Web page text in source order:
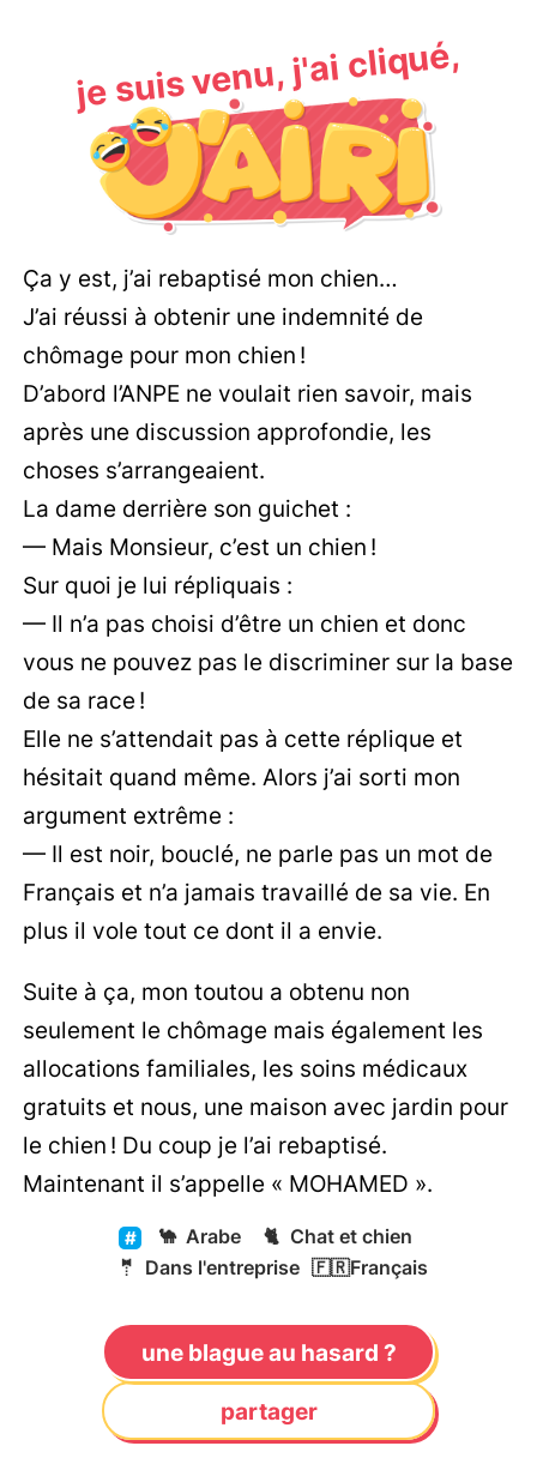
je suis venu, j'ai cliqué,
Ça y est, j’ai rebaptisé mon chien…
J’ai réussi à obtenir une indemnité de
chômage pour mon chien !
D’abord l’ANPE ne voulait rien savoir, mais
après une discussion approfondie, les
choses s’arrangeaient.
La dame derrière son guichet :
— Mais Monsieur, c’est un chien !
Sur quoi je lui répliquais :
— Il n’a pas choisi d’être un chien et donc
vous ne pouvez pas le discriminer sur la base
de sa race !
Elle ne s’attendait pas à cette réplique et
hésitait quand même. Alors j’ai sorti mon
argument extrême :
— Il est noir, bouclé, ne parle pas un mot de
Français et n’a jamais travaillé de sa vie. En
plus il vole tout ce dont il a envie.
Suite à ça, mon toutou a obtenu non
seulement le chômage mais également les
allocations familiales, les soins médicaux
gratuits et nous, une maison avec jardin pour
le chien ! Du coup je l’ai rebaptisé.
Maintenant il s’appelle « MOHAMED ».
🐪 Arabe 🐈 Chat et chien
🤵
Dans l'entreprise 🇫🇷Français
une blague au hasard ?
partager